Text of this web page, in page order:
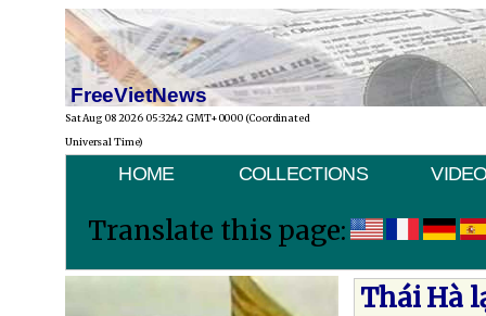
FreeVietNews
Sat Aug 08 2026 05:32:42 GMT+0000 (Coordinated
Universal Time)
HOME COLLECTIONS
Translate this page:
Thái Hà